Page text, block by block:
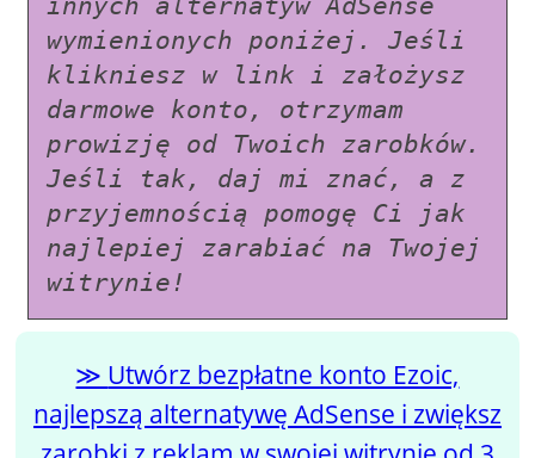
wymienionych poniżej. Jeśli
klikniesz w link i założysz
darmowe konto, otrzymam
prowizję od Twoich zarobków.
Jeśli tak, daj mi znać, a z
przyjemnością pomogę Ci jak
najlepiej zarabiać na Twojej
witrynie!
Utwórz bezpłatne konto Ezoic,
najlepszą alternatywę AdSense i zwiększ